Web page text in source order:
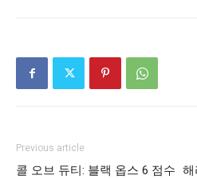
Previous article
콜 오브 듀티: 블랙 옵스 6 점수 해